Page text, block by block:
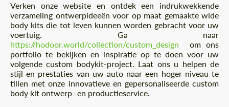
Verken onze website en ontdek een indrukwekkende
verzameling ontwerpideeën voor op maat gemaakte wide
body kits die tot leven kunnen worden gebracht voor uw
voertuig. Ga naar
https://hodoor.world/collection/custom_design om ons
portfolio te bekijken en inspiratie op te doen voor uw
volgende custom bodykit-project. Laat ons u helpen de
stijl en prestaties van uw auto naar een hoger niveau te
tillen met onze innovatieve en gepersonaliseerde custom
body kit ontwerp- en productieservice.